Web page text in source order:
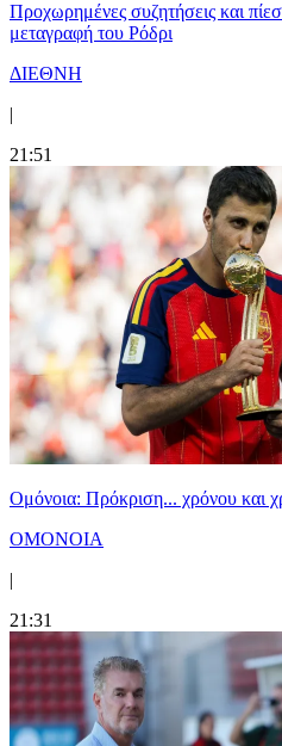
Προχωρημένες συζητήσεις και
μεταγραφή του Ρόδρι
ΔΙΕΘΝΗ
|
21:51
Ομόνοια: Πρόκριση... χρόνου και
ΟΜΟΝΟΙΑ
|
21:31